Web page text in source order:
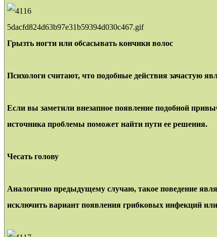
5dacfd824d63b97e31b59394d030c467.gif
Грызть ногти или обсасывать кончики волос
Психологи считают, что подобные действия зачастую
Если вы заметили внезапное появление подобной
источника проблемы поможет найти пути ее решения.
Чесать голову
Аналогично предыдущему случаю, такое поведение
исключить вариант появления грибковых инфекций